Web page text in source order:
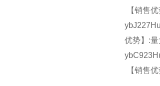
【销售
优势】:
【销售